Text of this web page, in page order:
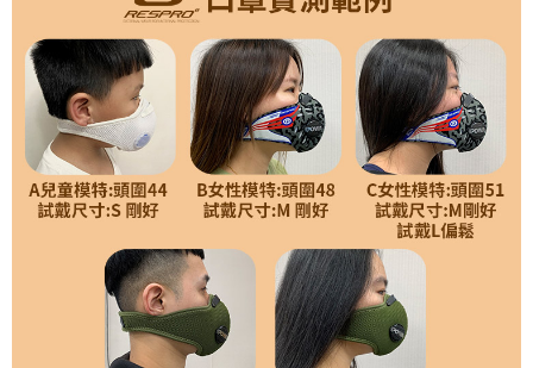
１．透過由恩沛科技股份有限公司提供之「AFTEE先享後付」服務完成之交
易，需依本服務之必要範圍內提供個人資料，並將交易相關給付款項請求債
權轉讓予恩沛科技股份有限公司。
２．關於個人資料處理事宜，請瀏覽以下網址：
https://aftee.tw/terms/#terms3
３．未成年的使用者請事先徵得法定代理人或監護人之同意方可使用
「AFTEE先享後付」，若未經同意申辦者引起之損失，本公司不負相關責
任。
４．使用「AFTEE先享後付」時，將依據個別帳號之用戶狀況，依本公司即
時審查核予不同之上限額度；若仍有額度不足之情形，本公司將視審查結果
請求用戶進行身份認證。
５．嚴禁一人註冊多個帳號或使用他人資訊註冊。若發現惡意使用之情形，
恩沛科技股份有限公司將有權停止該用戶之使用額度並採取法律行動。